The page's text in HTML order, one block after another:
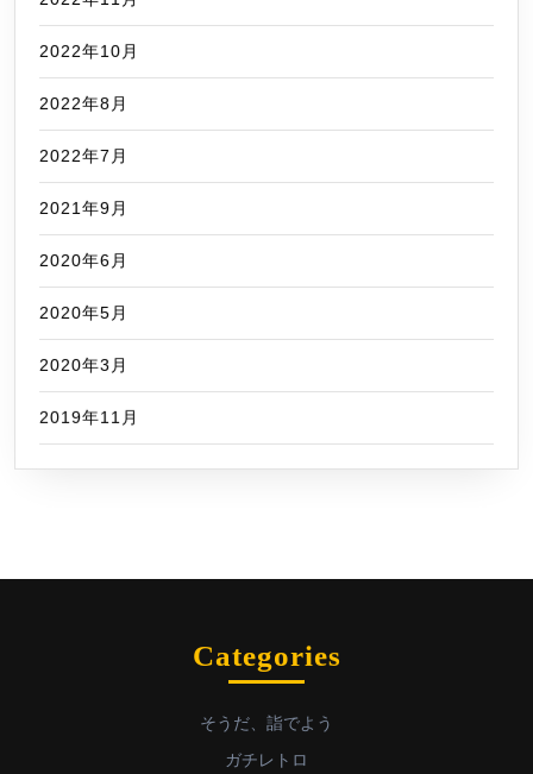
2022年10月
2022年8月
2022年7月
2021年9月
2020年6月
2020年5月
2020年3月
2019年11月
Categories
そうだ、詣でよう
ガチレトロ